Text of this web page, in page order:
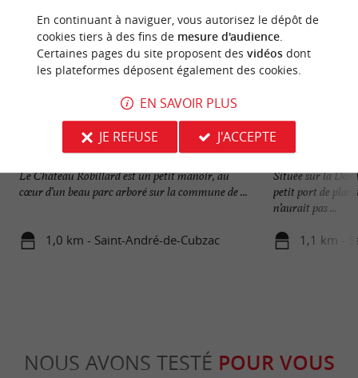
Le Château Robillard et son parc
Le Château Robillard est un petit manoir, au
cœur d’un beau parc arboré sur la commune de ...
1,0 km - Saint-André-de-Cubzac
Saint-André-de-
Située sur la
petit port de
n’aurait pas ...
1,1 km -
NOUS AVONS TESTÉ POUR VOUS
En continuant à naviguer, vous autorisez le dépôt de
cookies tiers à des fins de mesure d'audience.
Certaines pages du site proposent des vidéosdont
les plateformes déposent également des cookies.
EN SAVOIR PLUS
JE REFUSE
J'ACCEPTE